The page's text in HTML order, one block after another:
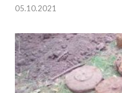
05.10.2021